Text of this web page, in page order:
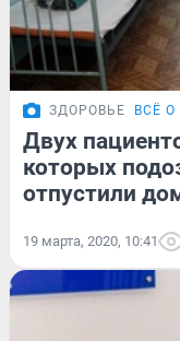
ЗДОРОВЬЕ ВСЁ
Двух
которых
отпустили
19 марта, 2020, 10:41